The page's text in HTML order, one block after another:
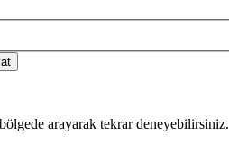
arayarak tekrar deneyebilirsiniz.